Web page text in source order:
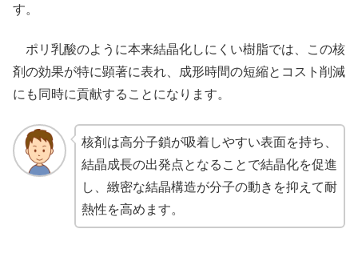
す。
ポリ乳酸のように本来結晶化しにくい樹脂では、この核
剤の効果が特に顕著に表れ、成形時間の短縮とコスト削減
にも同時に貢献することになります。
核剤は高分子鎖が吸着しやすい表面を持ち、
結晶成長の出発点となることで結晶化を促進
し、緻密な結晶構造が分子の動きを抑えて耐
熱性を高めます。